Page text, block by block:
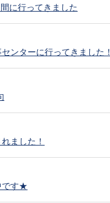
に行ってきました
ンターに行ってきました！
ました！
です★